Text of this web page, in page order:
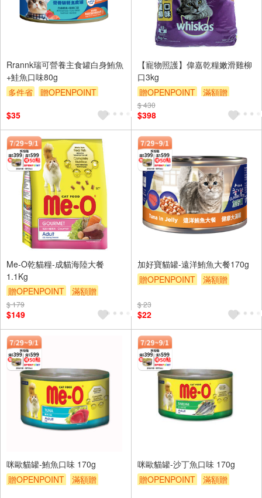
Rrannk瑞可營養主食罐白身鮪魚
+鮭魚口味80g
多件省
贈OPENPOINT
$35
【寵物照護】偉嘉乾糧嫩滑雞柳
口3kg
贈OPENPOINT
滿額贈
贈$200
$ 430
$398
Me-O乾貓糧-成貓海陸大餐
1.1Kg
贈OPENPOINT
滿額贈
贈$200
$ 179
$149
加好寶貓罐-遠洋鮪魚大餐170g
贈OPENPOINT
滿額贈
$ 23
$22
咪歐貓罐-鮪魚口味 170g
贈OPENPOINT
滿額贈
咪歐貓罐-沙丁魚口味 170g
贈OPENPOINT
滿額贈